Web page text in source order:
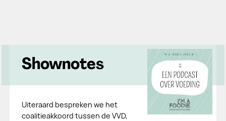
Shownotes
Uiteraard bespreken we het
coalitieakkoord tussen de VVD,